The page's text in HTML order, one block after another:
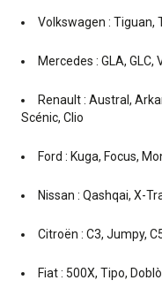
Volkswagen : Tiguan,
Mercedes : GLA, GLC,
Renault : Austral,
Scénic, Clio
Ford : Kuga, Focus,
Nissan : Qashqai, X-
Citroën : C3, Jumpy,
Fiat : 500X, Tipo, Doblò